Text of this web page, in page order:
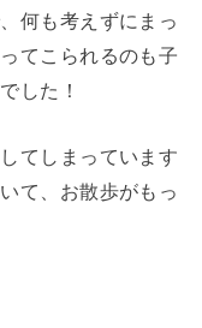
何も考えずにまっ
てこられるのも子
した！
てしまっています
て、お散歩がもっ